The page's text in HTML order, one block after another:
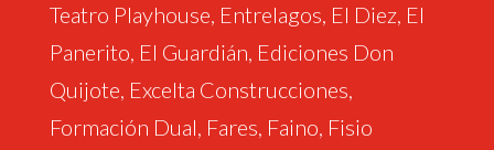
Teatro Playhouse, Entrelagos, El Diez, El
Panerito, El Guardián, Ediciones Don
Quijote, Excelta Construcciones,
Formación Dual, Fares, Faino, Fisio